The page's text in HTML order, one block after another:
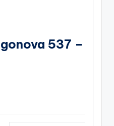
537 –